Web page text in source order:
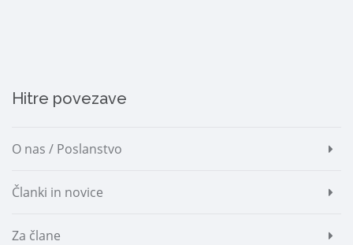
Hitre povezave
O nas / Poslanstvo
Članki in novice
Za člane